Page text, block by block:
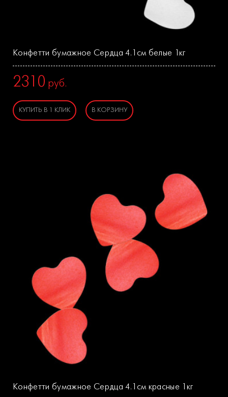
Конфетти бумажное Сердца 4.1см белые 1кг
2310 руб.
КУПИТЬ В 1 КЛИК В КОРЗИНУ
Конфетти бумажное Сердца 4.1см красные 1кг